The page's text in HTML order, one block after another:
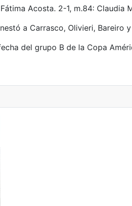
Acosta. 2-1, m.84: Claudia
a Carrasco, Olivieri,
del grupo B de la Copa
bronce en los Panamericanos Junior